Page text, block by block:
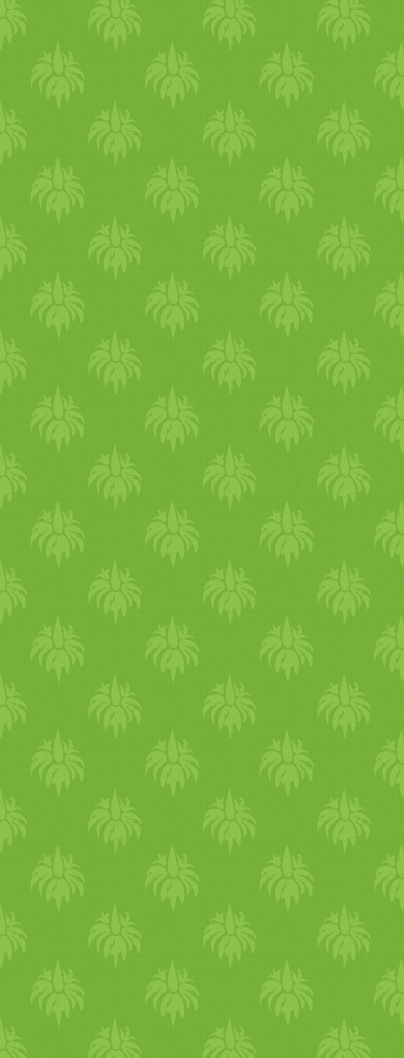
savanyú ízek most kiválóak a
szervezeted működésének
harmonizálására és a májad
tisztítására. már fentebb is
írtam, ahogy a természetben
minden megduzzad,
növekszik, a szervezetedben
is úgy nő a víz, ami
ödémásodást tud okozni. Ha
ilyen tüneteket tapasztalsz,
akkor fogyassz több vízhajtó
gyógynövényt, illetve
keringést fokozókat,
izzasztókat pl. csalán,
kukorica, petrezselyem,
zeller, káposzta, retek,
hagyma, bazsalikom,
borsmenta, rozmaring, fahéj,
gyömbér, feketebors. A
gabonák közül a köles, árpa,
hajdina, kukorica ami
leginkább segít csökkenteni